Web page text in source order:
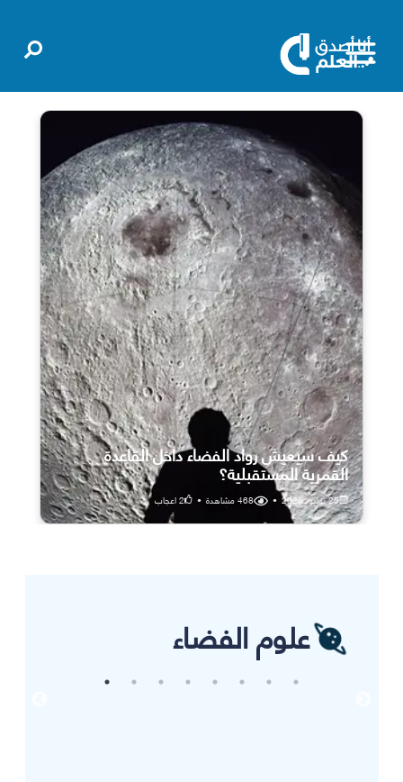
كيف سيعيش رواد الفضاء داخل القاعدة
القمرية المستقبلية؟
25 يوليو، 2026 •
468مشاهدة •
2اعجاب
علوم الفضاء